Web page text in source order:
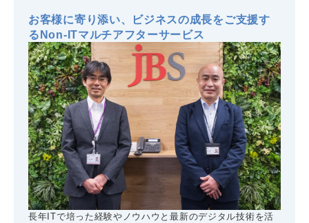
お客様に寄り添い、ビジネスの成長をご支援す
るNon-ITマルチアフターサービス
長年ITで培った経験やノウハウと最新のデジタル技術を活